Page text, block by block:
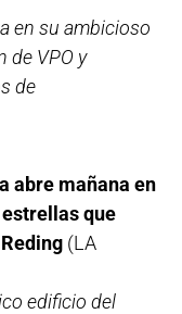
en su ambicioso
de VPO y
de
abre mañana en
que
(LA
edificio del